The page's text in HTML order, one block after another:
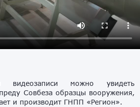
можно увидеть
Совбеза образцы вооружения,
и производит ГНПП «Регион».